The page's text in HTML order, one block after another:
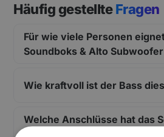
Häufig gestellteFragen
Für wie viele Personen
Soundboks & Alto
Wie kraftvoll ist der Bass
Welche Anschlüsse hat das